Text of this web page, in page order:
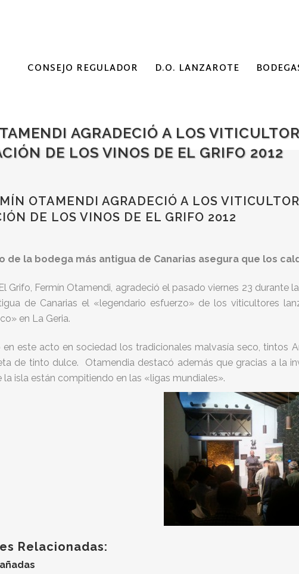
CONSEJO REGULADOR D.O. LANZAROTE
AGRADECIÓ A LOS
DE LOS VINOS DE EL GRIFO 2012
OTAMENDI AGRADECIÓ A LOS
DE LOS VINOS DE EL GRIFO 2012
de la bodega más antigua de Canarias asegura que los
Grifo, Fermín Otamendi, agradeció el pasado viernes 23
de Canarias el «legendario esfuerzo» de los viticultores
en La Geria.
en este acto en sociedad los tradicionales malvasía seco, tintos
de tinto dulce. Otamendia destacó además que gracias a la
la isla están compitiendo en las «ligas mundiales».
Relacionadas: